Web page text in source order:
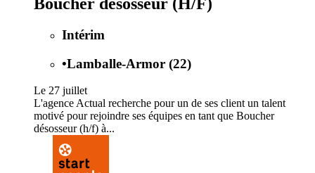
Intérim
•Lamballe-Armor (22)
Le 27 juillet
L'agence Actual recherche pour un de ses client un talent
motivé pour rejoindre ses équipes en tant que Boucher
désosseur (h/f) à...